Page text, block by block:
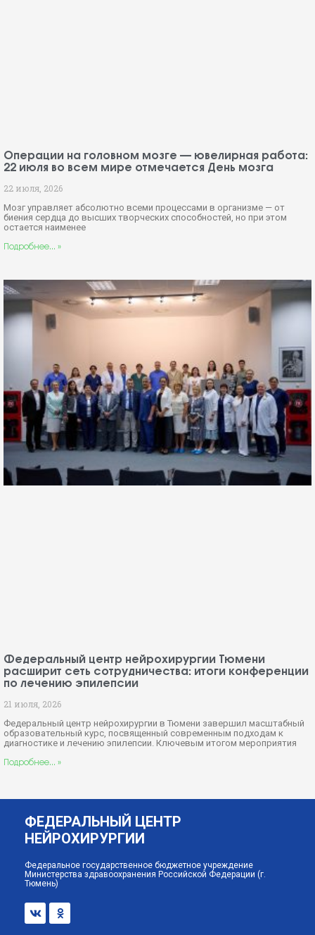
Операции на головном мозге — ювелирная работа:
22 июля во всем мире отмечается День мозга
22 июля, 2026
Мозг управляет абсолютно всеми процессами в организме — от
биения сердца до высших творческих способностей, но при этом
остается наименее
Подробнее... »
Федеральный центр нейрохирургии Тюмени
расширит сеть сотрудничества: итоги конференции
по лечению эпилепсии
21 июля, 2026
Федеральный центр нейрохирургии в Тюмени завершил масштабный
образовательный курс, посвященный современным подходам к
диагностике и лечению эпилепсии. Ключевым итогом мероприятия
Подробнее... »
ФЕДЕРАЛЬНЫЙ ЦЕНТР
НЕЙРОХИРУРГИИ
Федеральное государственное бюджетное учреждение
Министерства здравоохранения Российской Федерации (г.
Тюмень)